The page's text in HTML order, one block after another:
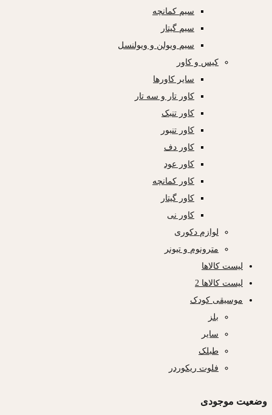
سیم کمانچه
سیم گیتار
سیم ویولن و ویولنسل
کیس و کاور
سایر کاورها
کاور تار و سه تار
کاور تنبک
کاور تنبور
کاور دف
کاور عود
کاور کمانچه
کاور گیتار
کاور نی
لوازم دکوری
مترونوم و تیونر
لیست کالاها
لیست کالاها 2
موسیقی کودک
بلز
سایر
طبلک
فلوت ریکوردر
وضعیت موجودی